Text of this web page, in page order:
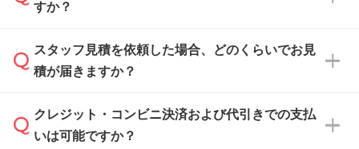
すか？
可能です。見積・注文フォームにて『ゲストの
まま進む』ボタンからお進みのうえ、ご依頼く
スタッフ見積を依頼した場合、どのくらいでお見
積が届きますか？
通常、翌営業日までにお送りしております。混
雑状況によっては、お時間をいただくこともご
クレジット・コンビニ決済および代引きでの支払
いは可能ですか？